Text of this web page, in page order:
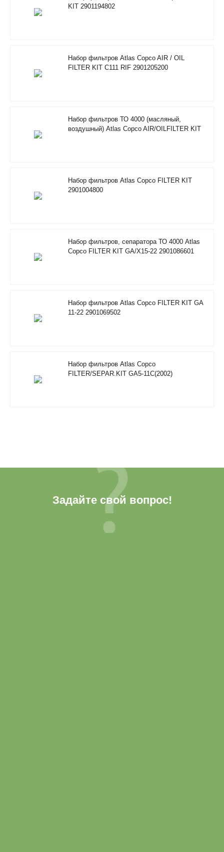
KIT 2901194802
Набор фильтров Atlas Copco AIR / OIL
FILTER KIT C111 RIF 2901205200
Набор фильтров ТО 4000 (масляный,
воздушный) Atlas Copco AIR/OILFILTER KIT
Набор фильтров Atlas Copco FILTER KIT
2901004800
Набор фильтров, сепаратора ТО 4000 Atlas
Copco FILTER KIT GA/X15-22 2901086601
Набор фильтров Atlas Copco FILTER KIT GA
11-22 2901069502
Набор фильтров Atlas Copco
FILTER/SEPAR.KIT GA5-11C(2002)
Задайте свой вопрос!